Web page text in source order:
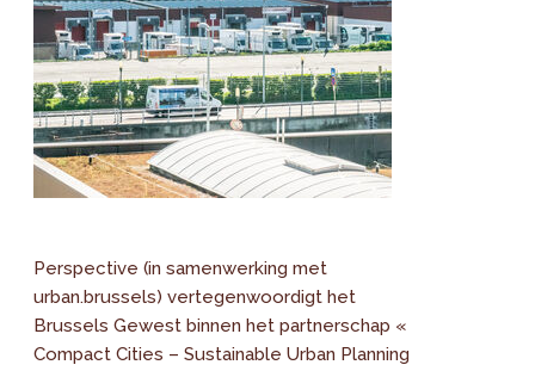
Perspective (in samenwerking met
urban.brussels) vertegenwoordigt het
Brussels Gewest binnen het partnerschap «
Compact Cities – Sustainable Urban Planning